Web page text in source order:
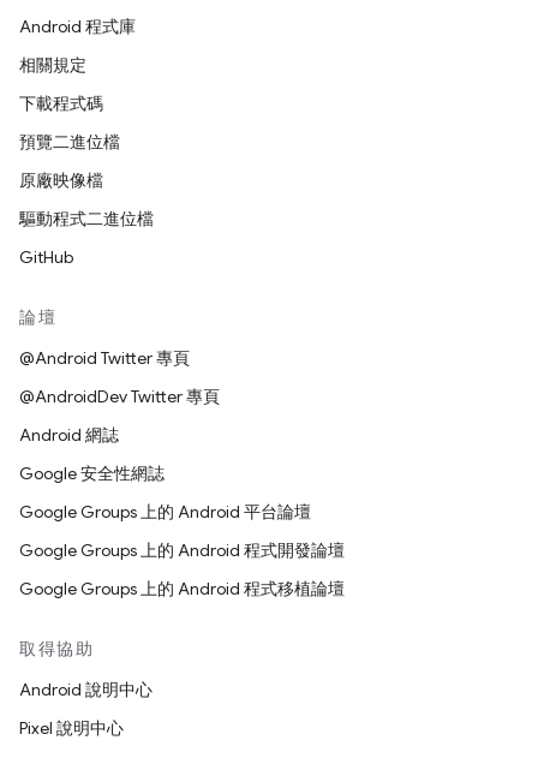
Android 程式庫
相關規定
下載程式碼
預覽二進位檔
原廠映像檔
驅動程式二進位檔
GitHub
論壇
@Android Twitter 專頁
@AndroidDev Twitter 專頁
Android 網誌
Google 安全性網誌
Google Groups 上的 Android 平台論壇
Google Groups 上的 Android 程式開發論壇
Google Groups 上的 Android 程式移植論壇
取得協助
Android 說明中心
Pixel 說明中心